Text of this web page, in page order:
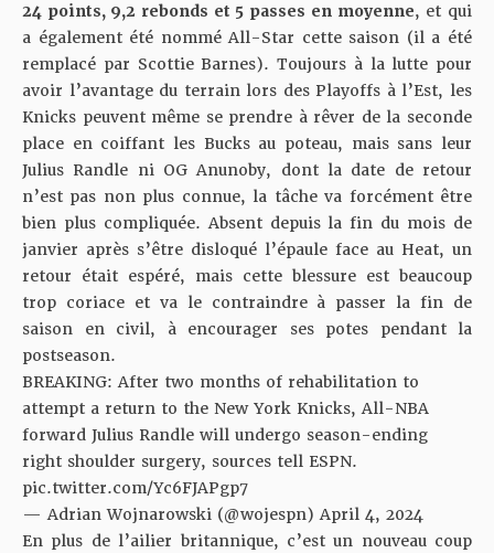
24 points, 9,2 rebonds et 5 passes en moyenne, et qui
a également été nommé All-Star cette saison (il a été
remplacé par Scottie Barnes). Toujours à la lutte pour
avoir l’avantage du terrain lors des Playoffs à l’Est, les
Knicks peuvent même se prendre à rêver de la seconde
place en coiffant les Bucks au poteau, mais sans leur
Julius Randle ni OG Anunoby, dont la date de retour
n’est pas non plus connue, la tâche va forcément être
bien plus compliquée. Absent depuis la fin du mois de
janvier après s’être disloqué l’épaule face au Heat, un
retour était espéré, mais cette blessure est beaucoup
trop coriace et va le contraindre à passer la fin de
saison en civil, à encourager ses potes pendant la
postseason.
BREAKING: After two months of rehabilitation to
attempt a return to the New York Knicks, All-NBA
forward Julius Randle will undergo season-ending
right shoulder surgery, sources tell ESPN.
pic.twitter.com/Yc6FJAPgp7
— Adrian Wojnarowski (@wojespn)April 4, 2024
En plus de l’ailier britannique, c’est un nouveau coup